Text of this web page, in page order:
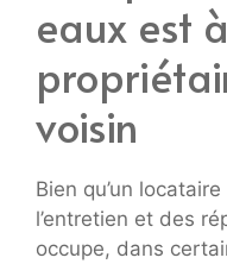
eaux est
voisin
Bien qu’un
l’entretien et des
occupe, dans